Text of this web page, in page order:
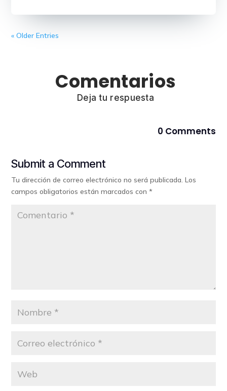
« Older Entries
Comentarios
Deja tu respuesta
0 Comments
Submit a Comment
Tu dirección de correo electrónico no será publicada. Los
campos obligatorios están marcados con*